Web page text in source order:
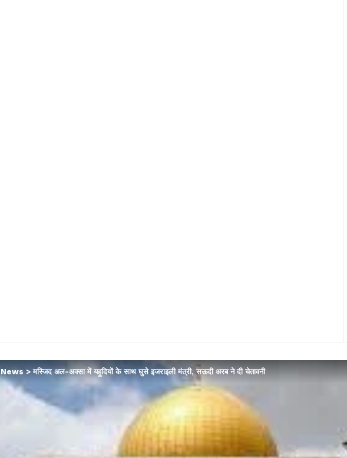
News>मस्जिद अल-अक्सा में यहूदियों के साथ घुसे इजराइली मंत्री, सऊदी अरब ने दी चेतावनी